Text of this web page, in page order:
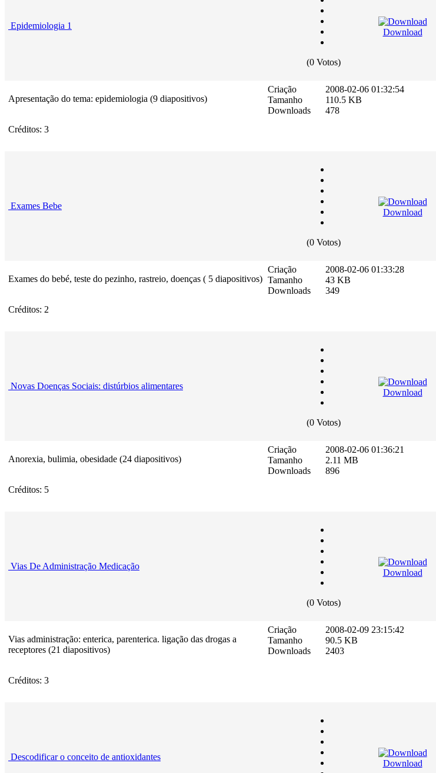
Epidemiologia 1
(0 Votos)
Download
Apresentação do tema: epidemiologia (9 diapositivos)
Créditos: 3
Criação
Tamanho
Downloads
2008-02-06 01:32:54
110.5 KB
478
Exames Bebe
(0 Votos)
Download
Exames do bebé, teste do pezinho, rastreio, doenças ( 5 diapositivos)
Créditos: 2
Criação
Tamanho
Downloads
2008-02-06 01:33:28
43 KB
349
Novas Doenças Sociais: distúrbios alimentares
(0 Votos)
Download
Anorexia, bulimia, obesidade (24 diapositivos)
Créditos: 5
Criação
Tamanho
Downloads
2008-02-06 01:36:21
2.11 MB
896
Vias De Administração Medicação
(0 Votos)
Download
Vias administração: enterica, parenterica. ligação das drogas a
receptores (21 diapositivos)
Créditos: 3
Criação
Tamanho
Downloads
2008-02-09 23:15:42
90.5 KB
2403
Descodificar o conceito de antioxidantes
Download